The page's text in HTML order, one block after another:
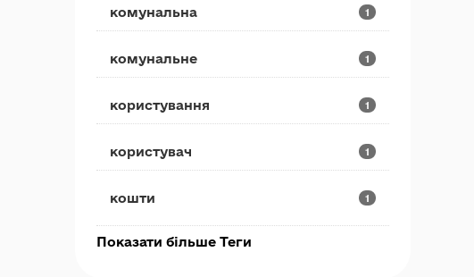
комунальна 1
комунальне 1
користування 1
користувач 1
кошти 1
Показати більше Теги